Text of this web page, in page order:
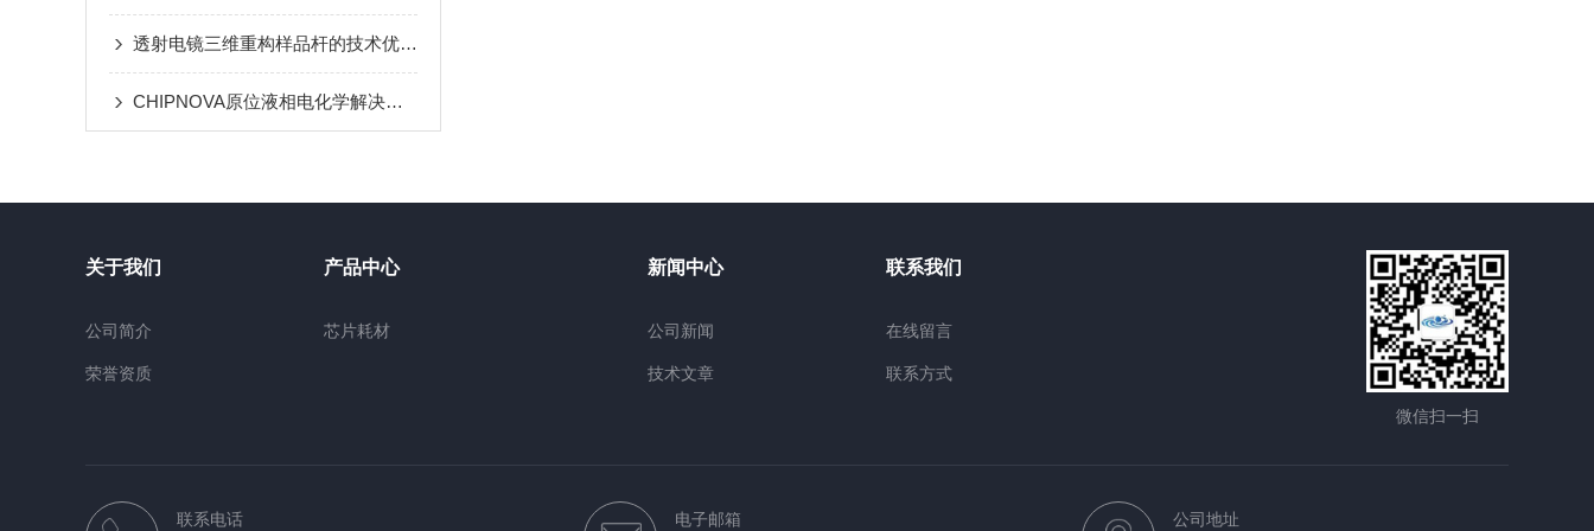
透射电镜三维重构样品杆的技术优势及应用
CHIPNOVA原位液相电化学解决方案—见微知著，助力科研
关于我们
公司简介
荣誉资质
产品中心
芯片耗材
新闻中心
公司新闻
技术文章
联系我们
在线留言
联系方式
微信扫一扫
联系电话 电子邮箱 公司地址